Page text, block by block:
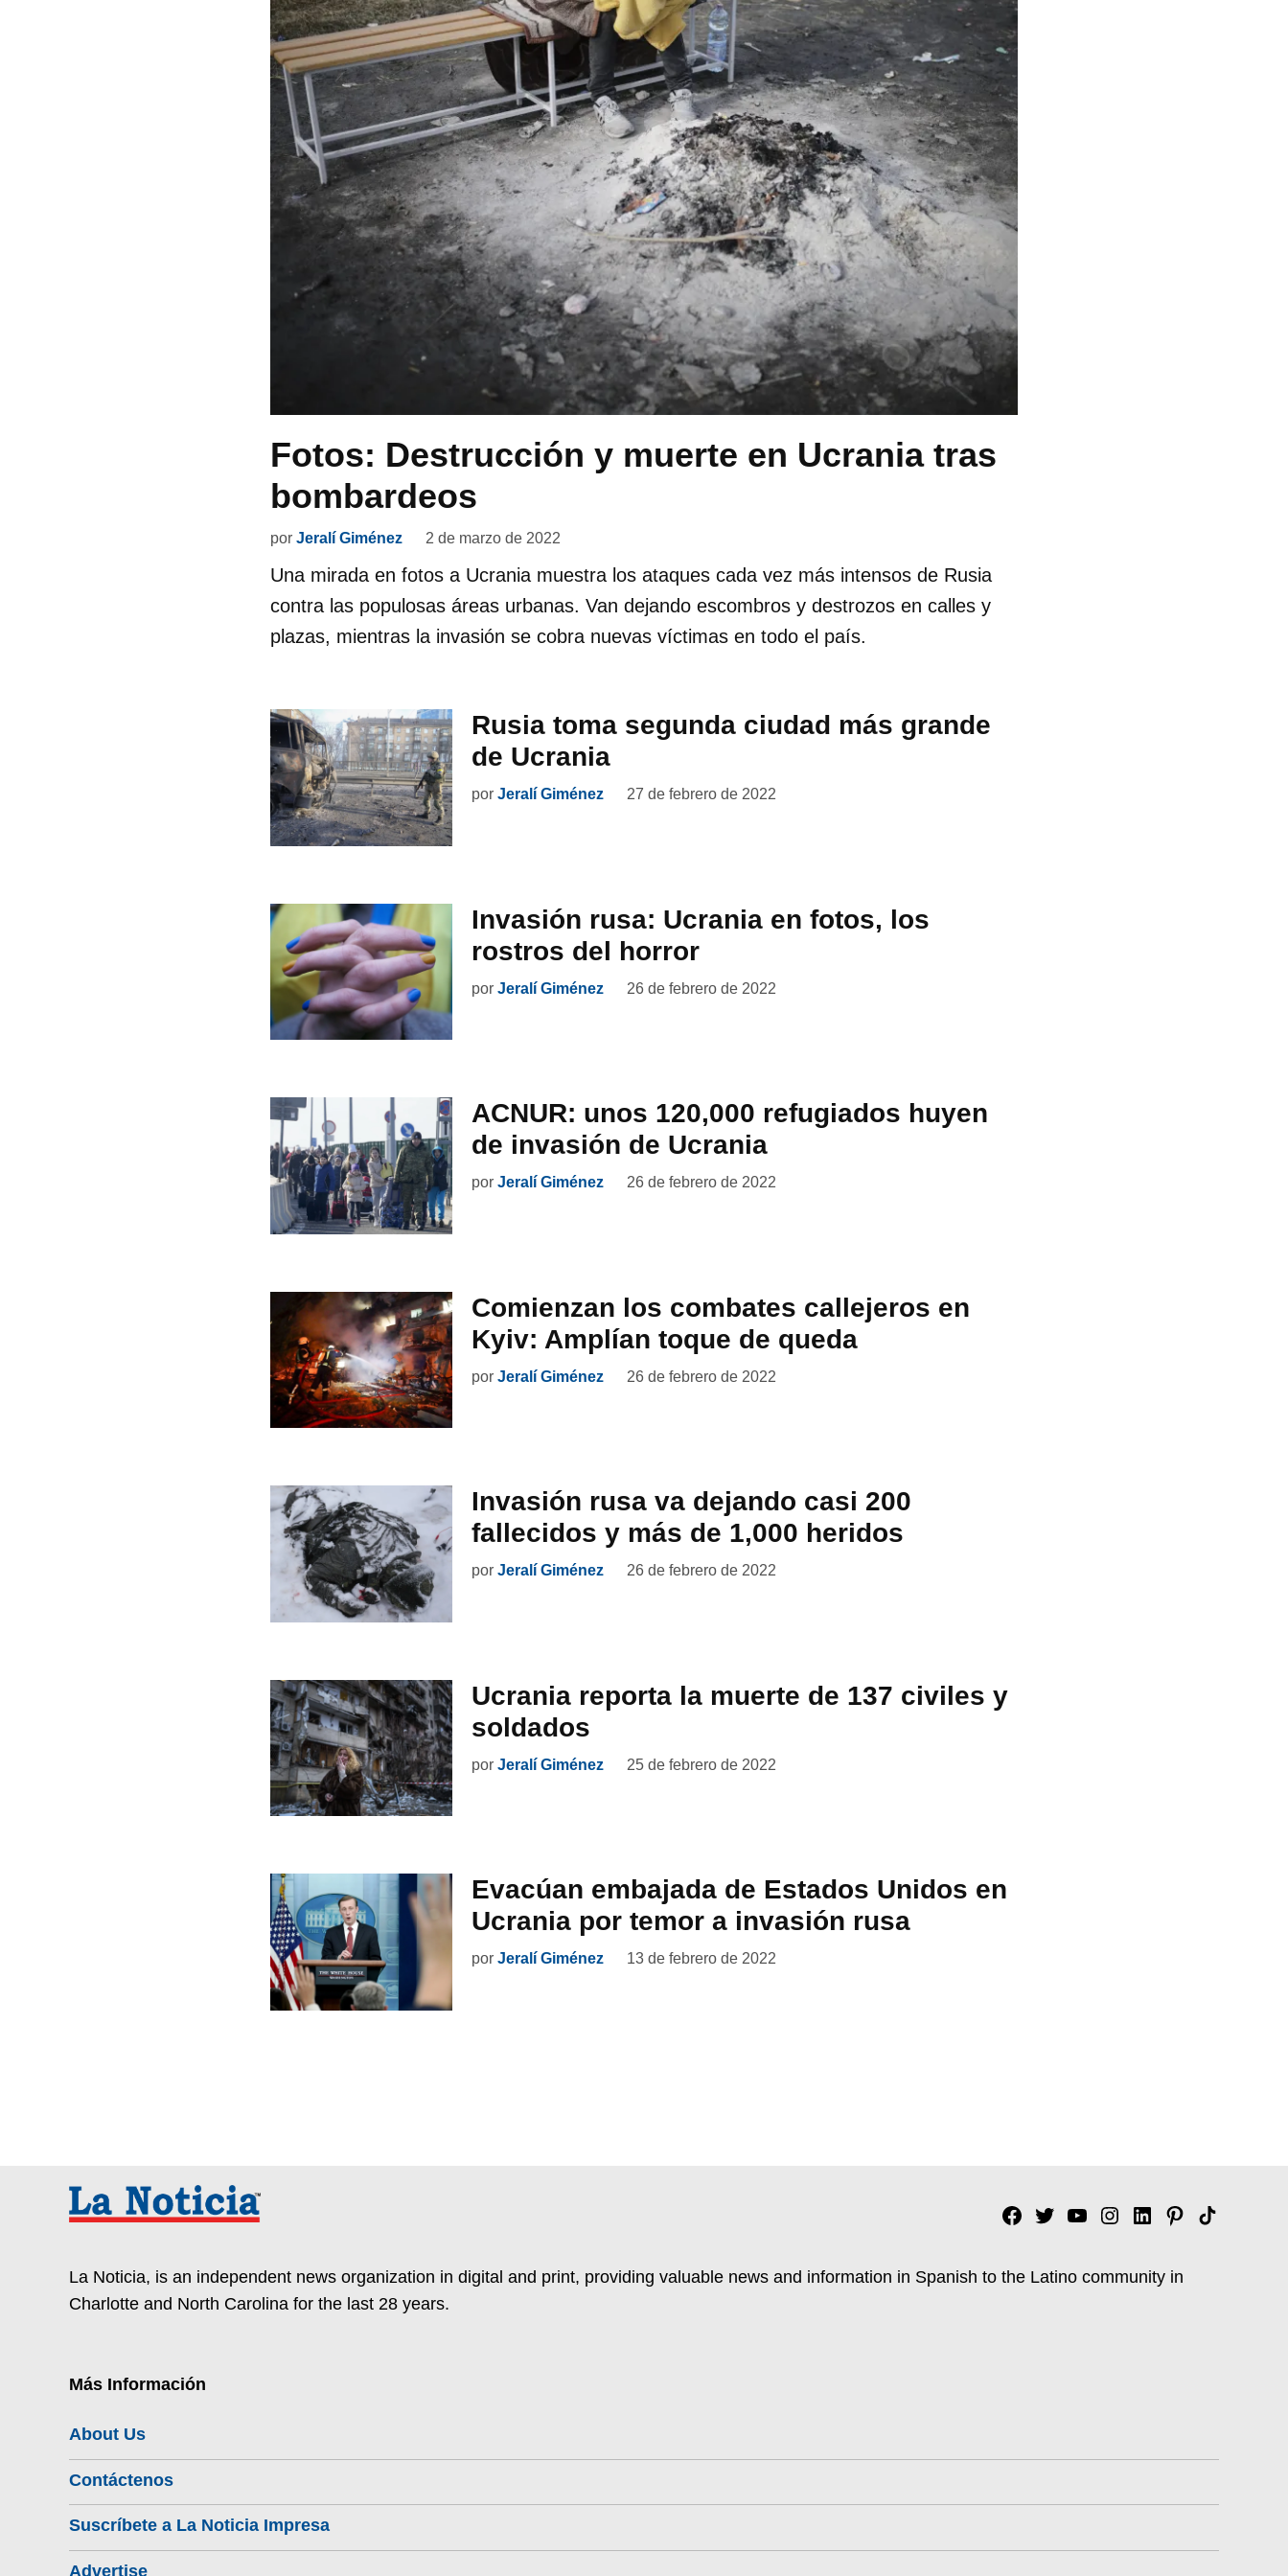
Fotos: Destrucción y muerte en Ucrania tras
bombardeos
por Jeralí Giménez 2 de marzo de 2022
Una mirada en fotos a Ucrania muestra los ataques cada vez más intensos de Rusia
contra las populosas áreas urbanas. Van dejando escombros y destrozos en calles y
plazas, mientras la invasión se cobra nuevas víctimas en todo el país.
Rusia toma segunda ciudad más grande
de Ucrania
por Jeralí Giménez 27 de febrero de 2022
Invasión rusa: Ucrania en fotos, los
rostros del horror
por Jeralí Giménez 26 de febrero de 2022
ACNUR: unos 120,000 refugiados huyen
de invasión de Ucrania
por Jeralí Giménez 26 de febrero de 2022
Comienzan los combates callejeros en
Kyiv: Amplían toque de queda
por Jeralí Giménez 26 de febrero de 2022
Invasión rusa va dejando casi 200
fallecidos y más de 1,000 heridos
por Jeralí Giménez 26 de febrero de 2022
Ucrania reporta la muerte de 137 civiles y
soldados
por Jeralí Giménez 25 de febrero de 2022
Evacúan embajada de Estados Unidos en
Ucrania por temor a invasión rusa
por Jeralí Giménez 13 de febrero de 2022
Facebook
TwitterYouTubeInstagram
Linkedin
Pinterest
Tik
La Noticia, is an independent news organization in digital and print, providing valuable news and information in Spanish to the Latino community in
Charlotte and North Carolina for the last 28 years.
Más Información
About Us
Contáctenos
Suscríbete a La Noticia Impresa
Advertise